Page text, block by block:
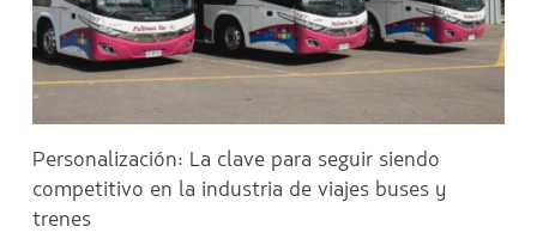
Personalización: La clave para seguir siendo
competitivo en la industria de viajes buses y
trenes